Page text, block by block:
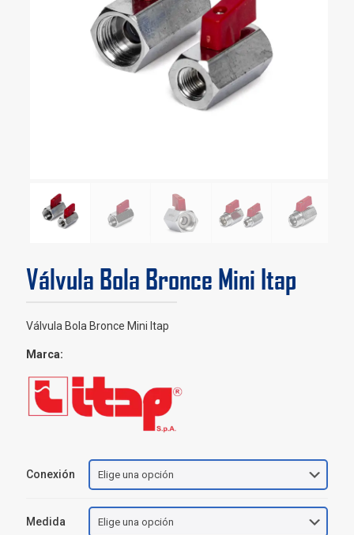
Válvula Bola Bronce Mini Itap
Válvula Bola Bronce Mini Itap
Marca:
Conexión
Medida